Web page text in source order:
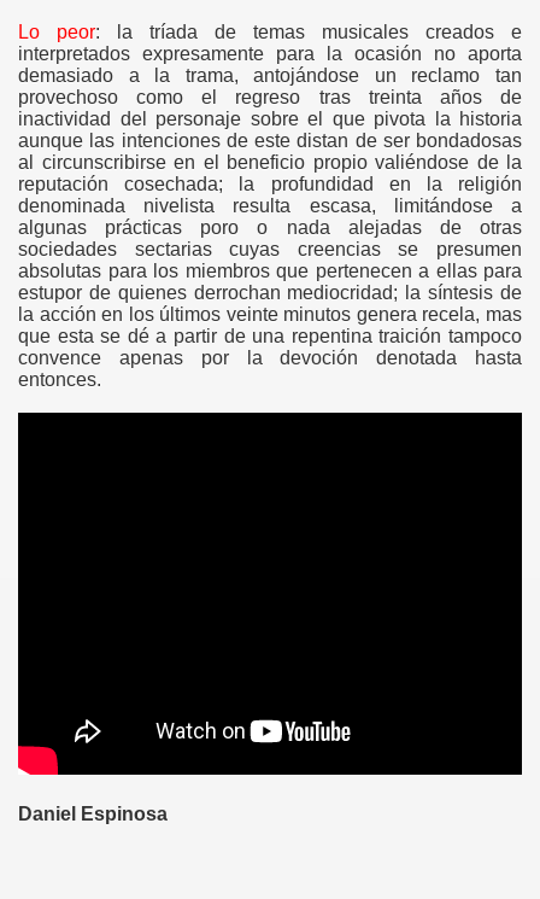
Lo peor: la tríada de temas musicales creados e
interpretados expresamente para la ocasión no aporta
demasiado a la trama, antojándose un reclamo tan
provechoso como el regreso tras treinta años de
inactividad del personaje sobre el que pivota la historia
aunque las intenciones de este distan de ser bondadosas
al circunscribirse en el beneficio propio valiéndose de la
reputación cosechada; la profundidad en la religión
denominada nivelista resulta escasa, limitándose a
algunas prácticas poro o nada alejadas de otras
sociedades sectarias cuyas creencias se presumen
absolutas para los miembros que pertenecen a ellas para
estupor de quienes derrochan mediocridad; la síntesis de
la acción en los últimos veinte minutos genera recela, mas
que esta se dé a partir de una repentina traición tampoco
convence apenas por la devoción denotada hasta
entonces.
Daniel Espinosa